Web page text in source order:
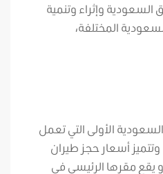
السعودية وإثراء وتنمية
المختلفة،
الأولى التي تعمل
وتتميز أسعار حجز طيران
يقع مقرها الرئيسي في